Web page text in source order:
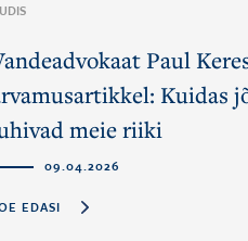
Paul
Kuidas
meie riiki
09.04.2026
EDASI